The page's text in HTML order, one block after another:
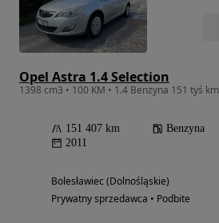
Opel Astra 1.4 Selection
151 407 km Benzyna
2011
Bolesławiec (Dolnośląskie)
Prywatny sprzedawca • Podbite